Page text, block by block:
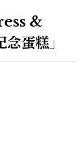
&
蛋糕」